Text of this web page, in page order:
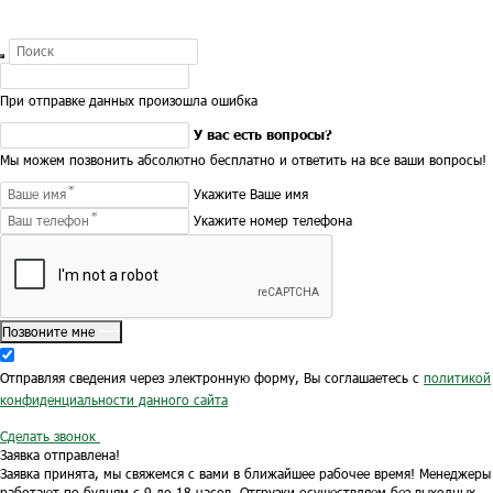
При отправке данных произошла ошибка
У вас есть вопросы?
Мы можем позвонить абсолютно бесплатно и ответить на все ваши вопросы!
Укажите Ваше имя
Укажите номер телефона
Позвоните мне
Отправляя сведения через электронную форму, Вы соглашаетесь с политикой
конфиденциальности данного сайта
Сделать звонок
Заявка отправлена!
Заявка принята, мы свяжемся с вами в ближайшее рабочее время! Менеджеры